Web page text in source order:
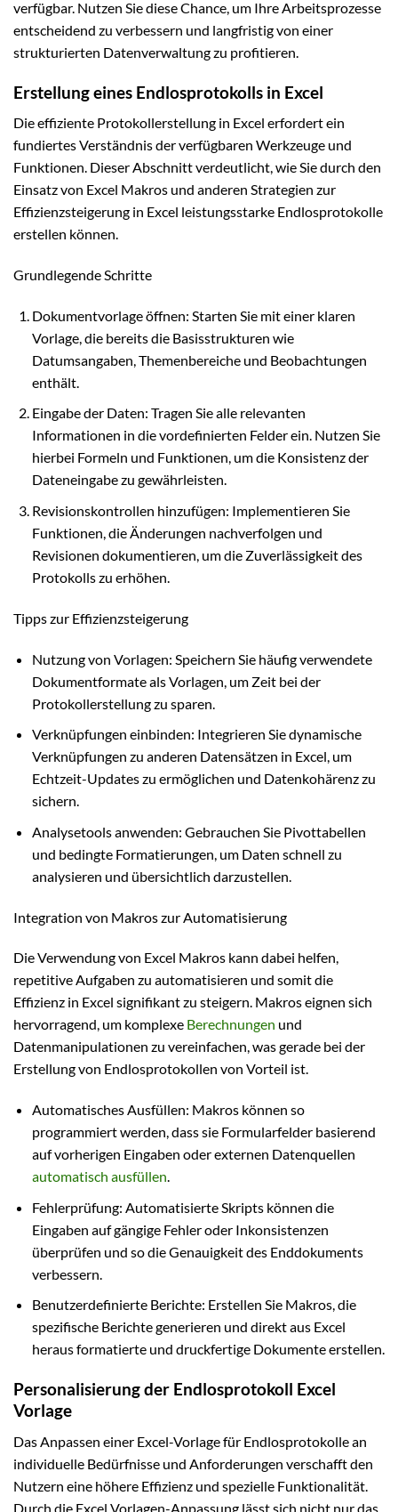
verfügbar. Nutzen Sie diese Chance, um Ihre Arbeitsprozesse
entscheidend zu verbessern und langfristig von einer
strukturierten Datenverwaltung zu profitieren.
Erstellung eines Endlosprotokolls in Excel
Die effiziente Protokollerstellung in Excel erfordert ein
fundiertes Verständnis der verfügbaren Werkzeuge und
Funktionen. Dieser Abschnitt verdeutlicht, wie Sie durch den
Einsatz von Excel Makros und anderen Strategien zur
Effizienzsteigerung in Excel leistungsstarke Endlosprotokolle
erstellen können.
Grundlegende Schritte
Dokumentvorlage öffnen: Starten Sie mit einer klaren
Vorlage, die bereits die Basisstrukturen wie
Datumsangaben, Themenbereiche und Beobachtungen
enthält.
Eingabe der Daten: Tragen Sie alle relevanten
Informationen in die vordefinierten Felder ein. Nutzen Sie
hierbei Formeln und Funktionen, um die Konsistenz der
Dateneingabe zu gewährleisten.
Revisionskontrollen hinzufügen: Implementieren Sie
Funktionen, die Änderungen nachverfolgen und
Revisionen dokumentieren, um die Zuverlässigkeit des
Protokolls zu erhöhen.
Tipps zur Effizienzsteigerung
Nutzung von Vorlagen: Speichern Sie häufig verwendete
Dokumentformate als Vorlagen, um Zeit bei der
Protokollerstellung zu sparen.
Verknüpfungen einbinden: Integrieren Sie dynamische
Verknüpfungen zu anderen Datensätzen in Excel, um
Echtzeit-Updates zu ermöglichen und Datenkohärenz zu
sichern.
Analysetools anwenden: Gebrauchen Sie Pivottabellen
und bedingte Formatierungen, um Daten schnell zu
analysieren und übersichtlich darzustellen.
Integration von Makros zur Automatisierung
Die Verwendung von Excel Makros kann dabei helfen,
repetitive Aufgaben zu automatisieren und somit die
Effizienz in Excel signifikant zu steigern. Makros eignen sich
hervorragend, um komplexe Berechnungen und
Datenmanipulationen zu vereinfachen, was gerade bei der
Erstellung von Endlosprotokollen von Vorteil ist.
Automatisches Ausfüllen: Makros können so
programmiert werden, dass sie Formularfelder basierend
auf vorherigen Eingaben oder externen Datenquellen
automatisch ausfüllen.
Fehlerprüfung: Automatisierte Skripts können die
Eingaben auf gängige Fehler oder Inkonsistenzen
überprüfen und so die Genauigkeit des Enddokuments
verbessern.
Benutzerdefinierte Berichte: Erstellen Sie Makros, die
spezifische Berichte generieren und direkt aus Excel
heraus formatierte und druckfertige Dokumente erstellen.
Personalisierung der Endlosprotokoll Excel
Vorlage
Das Anpassen einer Excel-Vorlage für Endlosprotokolle an
individuelle Bedürfnisse und Anforderungen verschafft den
Nutzern eine höhere Effizienz und spezielle Funktionalität.
Durch die Excel Vorlagen-Anpassung lässt sich nicht nur das